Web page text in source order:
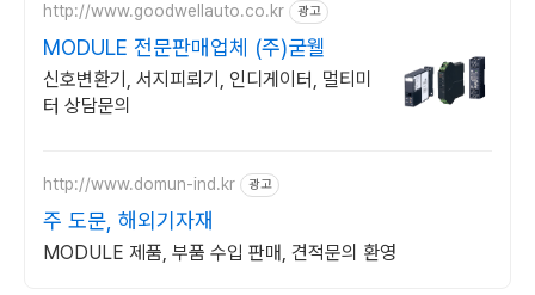
http://www.goodwellauto.co.kr 광고
MODULE 전문판매업체 (주)굳웰
신호변환기, 서지피뢰기, 인디게이터, 멀티미
터 상담문의
http://www.domun-ind.kr 광고
주 도문, 해외기자재
MODULE 제품, 부품 수입 판매, 견적문의 환영